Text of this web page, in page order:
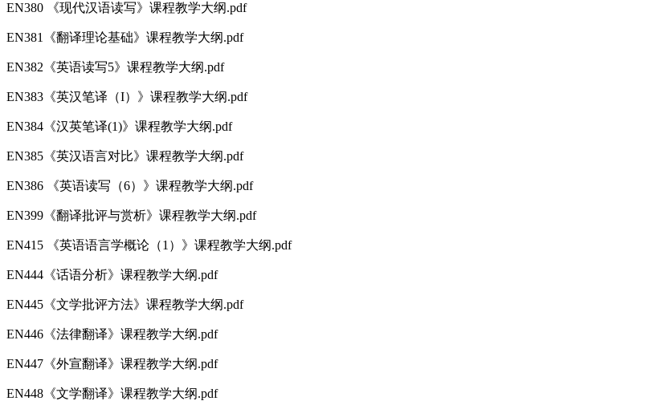
EN380 《现代汉语读写》课程教学大纲.pdf
EN381《翻译理论基础》课程教学大纲.pdf
EN382《英语读写5》课程教学大纲.pdf
EN383《英汉笔译（I）》课程教学大纲.pdf
EN384《汉英笔译(1)》课程教学大纲.pdf
EN385《英汉语言对比》课程教学大纲.pdf
EN386 《英语读写（6）》课程教学大纲.pdf
EN399《翻译批评与赏析》课程教学大纲.pdf
EN415 《英语语言学概论（1）》课程教学大纲.pdf
EN444《话语分析》课程教学大纲.pdf
EN445《文学批评方法》课程教学大纲.pdf
EN446《法律翻译》课程教学大纲.pdf
EN447《外宣翻译》课程教学大纲.pdf
EN448《文学翻译》课程教学大纲.pdf